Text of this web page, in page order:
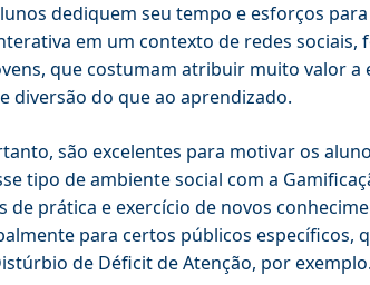
dediquem seu tempo e esforços
em um contexto de redes
que costumam atribuir muito valor
diversão do que ao aprendizado.
são excelentes para motivar os
tipo de ambiente social com a
de prática e exercício de novos
para certos públicos específicos,
de Déficit de Atenção, por